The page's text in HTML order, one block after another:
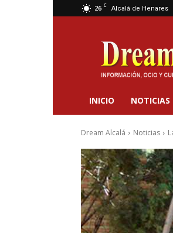
26 C Alcalá de Henares
Dream
Alcalá
INICIO NOTICIAS
Dream Alcalá Noticias